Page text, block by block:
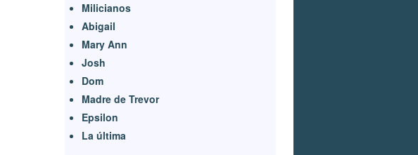
Milicianos
Abigail
Mary Ann
Josh
Dom
Madre de Trevor
Epsilon
La última